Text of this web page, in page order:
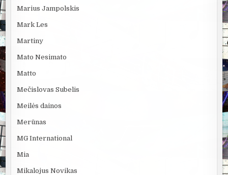
Marius Jampolskis
Mark Les
Martiny
Mato Nesimato
Matto
Mečislovas Subelis
Meilės dainos
Merūnas
MG International
Mia
Mikalojus Novikas